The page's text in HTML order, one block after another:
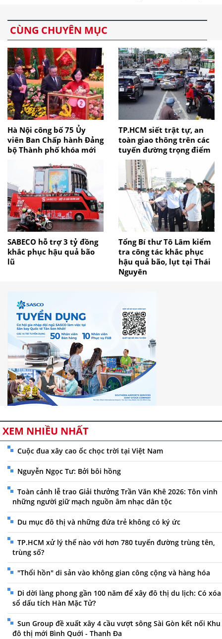
CÙNG CHUYÊN MỤC
Hà Nội công bố 75 Ủy
viên Ban Chấp hành Đảng
bộ Thành phố khóa mới
TP.HCM siết trật tự, an
toàn giao thông trên các
tuyến đường trọng điểm
SABECO hỗ trợ 3 tỷ đồng
khắc phục hậu quả bão
lũ
Tổng Bí thư Tô Lâm kiểm
tra công tác khắc phục
hậu quả bão, lụt tại Thái
Nguyên
XEM NHIỀU NHẤT
Cuộc đua xây cao ốc chọc trời tại Việt Nam
Nguyễn Ngọc Tư: Bởi bôi hồng
Toàn cảnh lễ trao Giải thưởng Trần Văn Khê 2026: Tôn vinh
những người giữ mạch nguồn âm nhạc dân tộc
Du mục đô thị và những đứa trẻ không có ký ức
TP.HCM xử lý thế nào với hơn 780 tuyến đường trùng tên,
trùng số?
"Thổi hồn" di sản vào không gian công cộng và hàng hóa
Di dời làng phong gần 100 năm để xây đô thị du lịch: Có xóa
sổ dấu tích Hàn Mặc Tử?
Sun Group đề xuất xây 4 cầu vượt sông Sài Gòn kết nối Khu
đô thị mới Bình Quới - Thanh Đa